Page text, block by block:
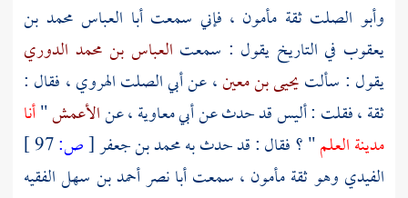
وأبو الصلتثقة مأمون ، فإني سمعتأبا العباس محمد بن
يعقوب في التاريخ يقول : سمعت العباس بن محمد الدوري
يقول : سألتيحيى بن معين، عنأبي الصلت الهروي، فقال :
ثقة ، فقلت : أليس قد حدث عنأبي معاوية، عنالأعمش"أنا
مدينة العلم" ؟ فقال : قد حدث بهمحمد بن جعفر[ص:
الفيدي وهو ثقة مأمون ، سمعتأبا نصر أحمد بن سهل الفقيه